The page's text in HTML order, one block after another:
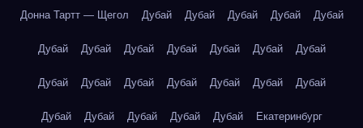
Донна Тартт — Щегол Дубай Дубай Дубай Дубай Дубай
Дубай Дубай Дубай Дубай Дубай Дубай Дубай
Дубай Дубай Дубай Дубай Дубай Дубай Дубай
Дубай Дубай Дубай Дубай Дубай Екатеринбург